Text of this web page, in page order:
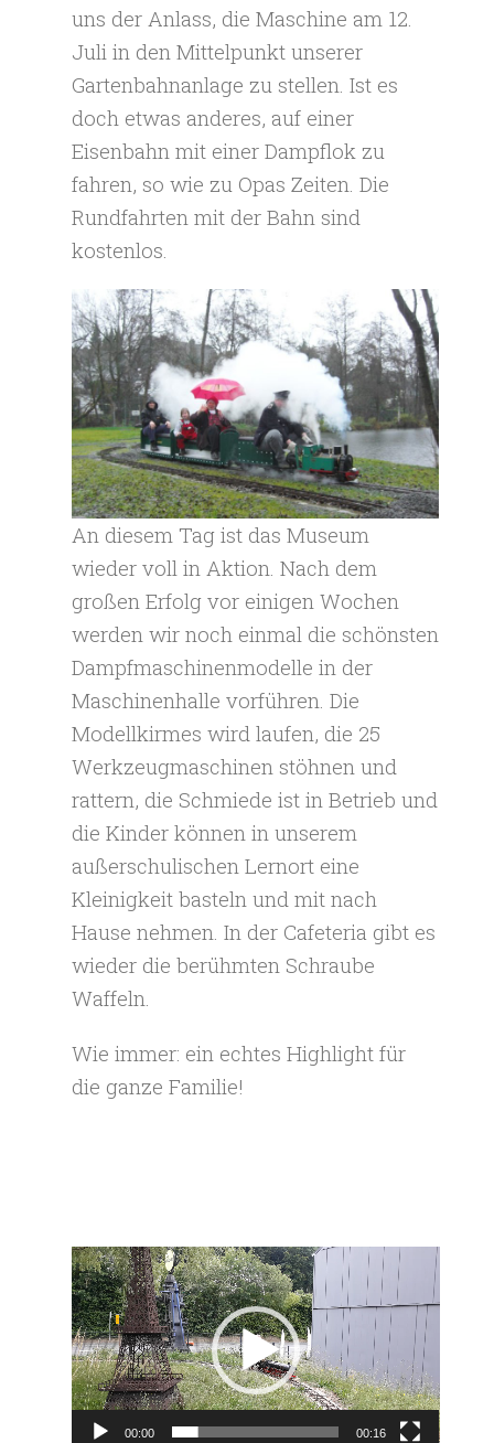
uns der Anlass, die Maschine am 12.
Juli in den Mittelpunkt unserer
Gartenbahnanlage zu stellen. Ist es
doch etwas anderes, auf einer
Eisenbahn mit einer Dampflok zu
fahren, so wie zu Opas Zeiten. Die
Rundfahrten mit der Bahn sind
kostenlos.
An diesem Tag ist das Museum
wieder voll in Aktion. Nach dem
großen Erfolg vor einigen Wochen
werden wir noch einmal die schönsten
Dampfmaschinenmodelle in der
Maschinenhalle vorführen. Die
Modellkirmes wird laufen, die 25
Werkzeugmaschinen stöhnen und
rattern, die Schmiede ist in Betrieb und
die Kinder können in unserem
außerschulischen Lernort eine
Kleinigkeit basteln und mit nach
Hause nehmen. In der Cafeteria gibt es
wieder die berühmten Schraube
Waffeln.
Wie immer: ein echtes Highlight für
die ganze Familie!
Video-
Player
00:00 00:16